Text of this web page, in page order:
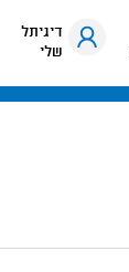
דיגיתל
שלי